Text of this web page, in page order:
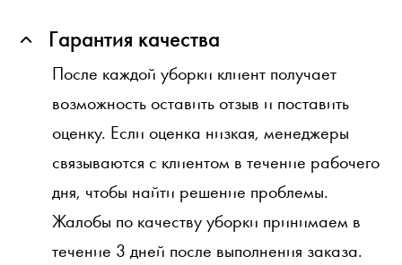
Гарантия качества
После каждой уборки клиент получает
возможность оставить отзыв и поставить
оценку. Если оценка низкая, менеджеры
связываются с клиентом в течение рабочего
дня, чтобы найти решение проблемы.
Жалобы по качеству уборки принимаем в
течение 3 дней после выполнения заказа.